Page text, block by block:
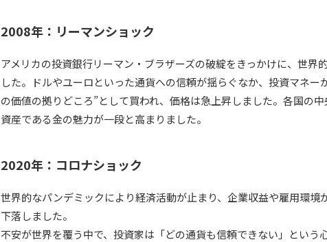
2008年：リーマンショック
アメリカの投資銀行リーマン・ブラザーズの破綻をきっかけに、世界
した。ドルやユーロといった通貨への信頼が揺らぐなか、投資マネ
の価値の拠りどころ”として買われ、価格は急上昇しました。各国の
資産である金の魅力が一段と高まりました。
2020年：コロナショック
世界的なパンデミックにより経済活動が止まり、企業収益や雇用環境
下落しました。
不安が世界を覆う中で、投資家は「どの通貨も信頼できない」という